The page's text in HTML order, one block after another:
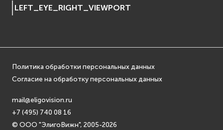
osgDB
osgShadow
osgUtil
osgViewer
Фаиловая система (File System)
fs
ios
LEFT_EYE_RIGHT_VIEWPORT
Политика обработки персональных данных
Согласие на обработку персональных данных
mail@eligovision.ru
+7 (495) 740 08 16
© ООО "ЭлигоВижн", 2005-2026